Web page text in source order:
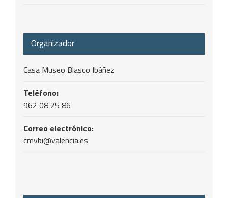
Organizador
Casa Museo Blasco Ibáñez
Teléfono:
962 08 25 86
Correo electrónico:
cmvbi@valencia.es